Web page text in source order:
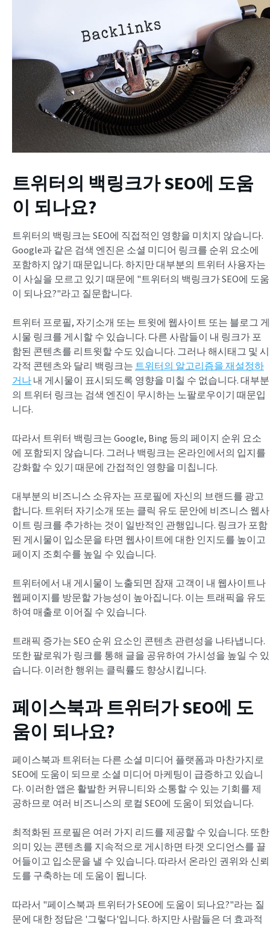
트위터의 백링크가 SEO에 도움
이 되나요?
트위터의 백링크는 SEO에 직접적인 영향을 미치지 않습니다.
Google과 같은 검색 엔진은 소셜 미디어 링크를 순위 요소에
포함하지 않기 때문입니다. 하지만 대부분의 트위터 사용자는
이 사실을 모르고 있기 때문에 "트위터의 백링크가 SEO에 도움
이 되나요?"라고 질문합니다.
트위터 프로필, 자기소개 또는 트윗에 웹사이트 또는 블로그 게
시물 링크를 게시할 수 있습니다. 다른 사람들이 내 링크가 포
함된 콘텐츠를 리트윗할 수도 있습니다. 그러나 해시태그 및 시
각적 콘텐츠와 달리 백링크는 트위터의 알고리즘을 재설정하
거나 내 게시물이 표시되도록 영향을 미칠 수 없습니다. 대부분
의 트위터 링크는 검색 엔진이 무시하는 노팔로우이기 때문입
니다.
따라서 트위터 백링크는 Google, Bing 등의 페이지 순위 요소
에 포함되지 않습니다. 그러나 백링크는 온라인에서의 입지를
강화할 수 있기 때문에 간접적인 영향을 미칩니다.
대부분의 비즈니스 소유자는 프로필에 자신의 브랜드를 광고
합니다. 트위터 자기소개 또는 클릭 유도 문안에 비즈니스 웹사
이트 링크를 추가하는 것이 일반적인 관행입니다. 링크가 포함
된 게시물이 입소문을 타면 웹사이트에 대한 인지도를 높이고
페이지 조회수를 높일 수 있습니다.
트위터에서 내 게시물이 노출되면 잠재 고객이 내 웹사이트나
웹페이지를 방문할 가능성이 높아집니다. 이는 트래픽을 유도
하여 매출로 이어질 수 있습니다.
트래픽 증가는 SEO 순위 요소인 콘텐츠 관련성을 나타냅니다.
또한 팔로워가 링크를 통해 글을 공유하여 가시성을 높일 수 있
습니다. 이러한 행위는 클릭률도 향상시킵니다.
페이스북과 트위터가 SEO에 도
움이 되나요?
페이스북과 트위터는 다른 소셜 미디어 플랫폼과 마찬가지로
SEO에 도움이 되므로 소셜 미디어 마케팅이 급증하고 있습니
다. 이러한 앱은 활발한 커뮤니티와 소통할 수 있는 기회를 제
공하므로 여러 비즈니스의 로컬 SEO에 도움이 되었습니다.
최적화된 프로필은 여러 가지 리드를 제공할 수 있습니다. 또한
의미 있는 콘텐츠를 지속적으로 게시하면 타겟 오디언스를 끌
어들이고 입소문을 낼 수 있습니다. 따라서 온라인 권위와 신뢰
도를 구축하는 데 도움이 됩니다.
따라서 "페이스북과 트위터가 SEO에 도움이 되나요?"라는 질
문에 대한 정답은 '그렇다'입니다. 하지만 사람들은 더 효과적